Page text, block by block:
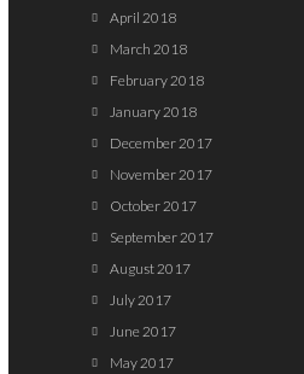
April 2018
March 2018
February 2018
January 2018
December 2017
November 2017
October 2017
September 2017
August 2017
July 2017
June 2017
May 2017